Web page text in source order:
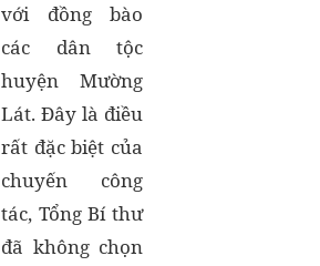
với đồng bào
các dân tộc
huyện Mường
Lát. Đây là điều
rất đặc biệt của
chuyến công
tác, Tổng Bí thư
đã không chọn